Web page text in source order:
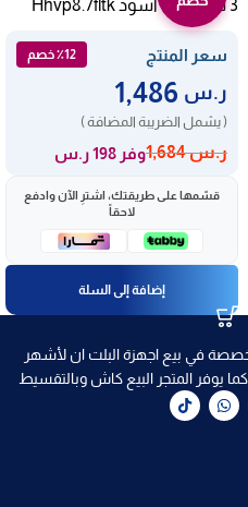
3 سرعات – أسود Hhvp8.7fltk
سعر المنتج ٪12 خصم
ر.س
( يشمل الضريبة المضافة )
ر.س1,684 وفر 198 ر.س
قسّمها على طريقتك، اشترِ الآن وادفع
لاحقاً
إضافة إلى السلة
في بيع اجهزة البلت ان لأشهر
يوفر المتجر البيع كاش وبالتقسيط